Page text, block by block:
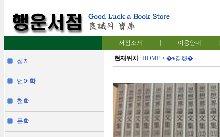
서점소개 이용안내
잡지
언어학
철학
문학
현재위치 : HOME> �ъ긽怨�